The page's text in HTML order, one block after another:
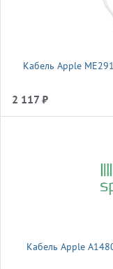
Кабель Apple
2 117 ₽
Кабель Apple